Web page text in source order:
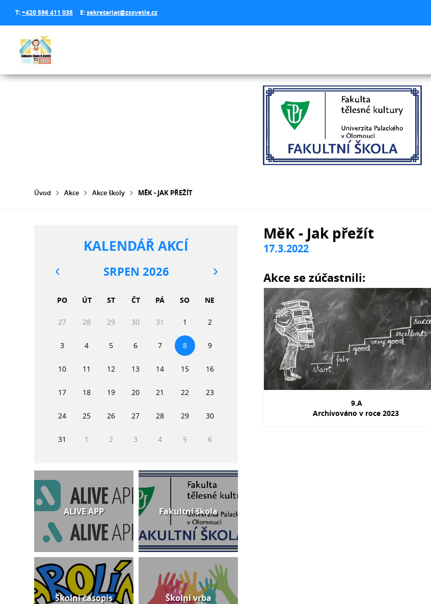
T:+420 596 411 038 E:sekretariat@zssvetle.cz
Úvod Akce Akce školy MĚK - JAK PŘEŽÍT
MěK - Jak přežít
17.3.2022
Akce se zúčastnili:
9.A
Archivováno v roce 2023
KALENDÁŘ AKCÍ
SRPEN 2026
PO ÚT ST ČT PÁ SO NE
27 28 29 30 31 1 2
3 4 5 6 7 8 9
10 11 12 13 14 15 16
17 18 19 20 21 22 23
24 25 26 27 28 29 30
31 1 2 3 4 5 6
ALIVE APP Fakultní škola
Školní časopis Školní vrba